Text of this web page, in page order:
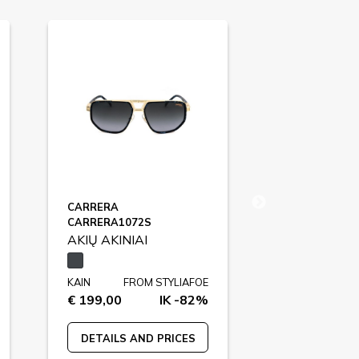
CARRERA
CARRERA1072S
AKIŲ AKINIAI
KAIN
€ 199,00
FROM STYLIAFOE
IK -82%
DETAILS AND PRICES